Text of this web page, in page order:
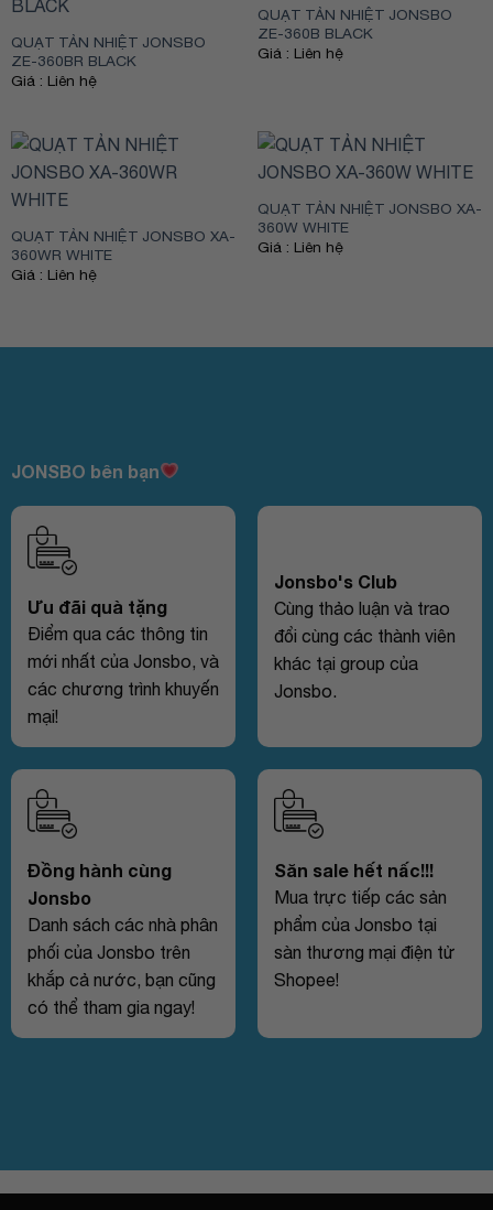
QUẠT TẢN NHIỆT JONSBO
ZE-360BR BLACK
Giá : Liên hệ
QUẠT TẢN NHIỆT JONSBO
ZE-360B BLACK
Giá : Liên hệ
QUẠT TẢN NHIỆT JONSBO XA-
360WR WHITE
Giá : Liên hệ
QUẠT TẢN NHIỆT JONSBO XA-
360W WHITE
Giá : Liên hệ
JONSBO bên bạn
Ưu đãi quà tặng
Điểm qua các thông tin
mới nhất của Jonsbo, và
các chương trình khuyến
mại!
Jonsbo's Club
Cùng thảo luận và trao
đổi cùng các thành viên
khác tại group của
Jonsbo.
Đồng hành cùng
Jonsbo
Danh sách các nhà phân
phối của Jonsbo trên
khắp cả nước, bạn cũng
có thể tham gia ngay!
Săn sale hết nấc!!!
Mua trực tiếp các sản
phẩm của Jonsbo tại
sàn thương mại điện tử
Shopee!